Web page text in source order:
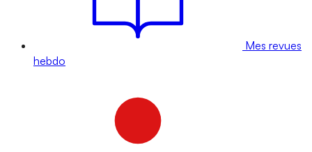
Mes revues
hebdo